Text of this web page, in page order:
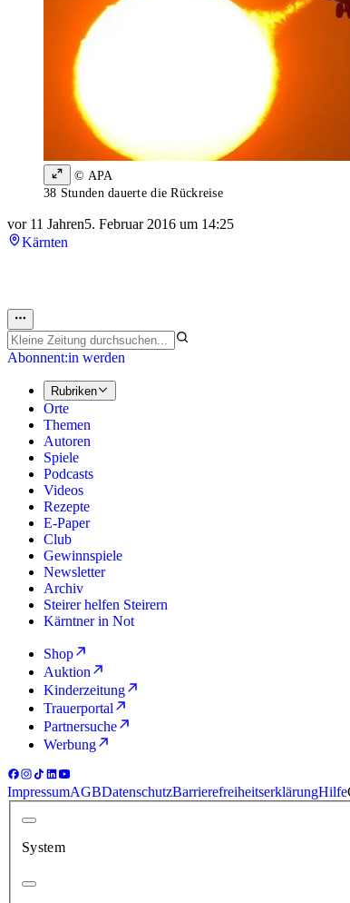
© APA
38 Stunden dauerte die Rückreise
vor 11 Jahren5. Februar 2016 um 14:25
Kärnten
Abonnent:in werden
Rubriken
Orte
Themen
Autoren
Spiele
Podcasts
Videos
Rezepte
E-Paper
Club
Gewinnspiele
Newsletter
Archiv
Steirer helfen Steirern
Kärntner in Not
Shop
Auktion
Kinderzeitung
Trauerportal
Partnersuche
Werbung
ImpressumAGBDatenschutzBarrierefreiheitserklärungHilfe
System